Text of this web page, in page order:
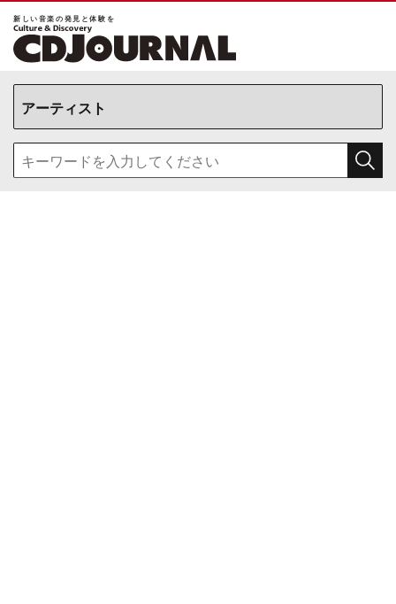
新しい⾳楽の発⾒と体験を